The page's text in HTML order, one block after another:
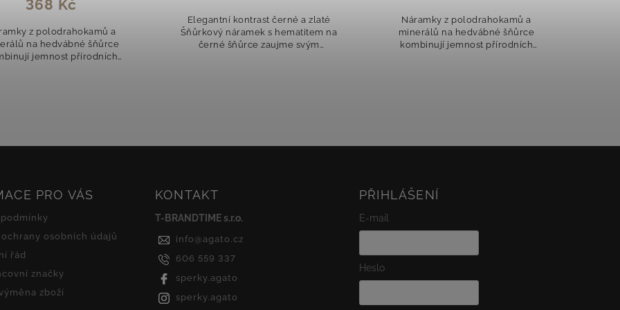
náramek s hematitem na
šňůrce zaujme svým
a zároveň výrazným
Náramky z polodrahokamů a
minerálů na hedvábné šňůrce
kombinují jemnost přírodních
Náramky z polodrahokamů a
minerálů na hedvábné šňůrce
kombinují jemnost přírodních
PRO VÁS
osobních údajů
řád
značky
zboží
KONTAKT
T-BRANDTIME s.r.o.
info @agato.cz
606 559 337
sperky.agato
sperky.agato
PŘIHLÁŠENÍ
E-mail
Heslo